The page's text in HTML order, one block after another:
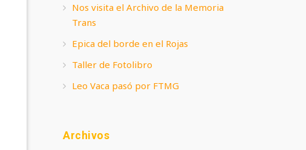
Nos visita el Archivo de la Memoria
Trans
Epica del borde en el Rojas
Taller de Fotolibro
Leo Vaca pasó por FTMG
Archivos